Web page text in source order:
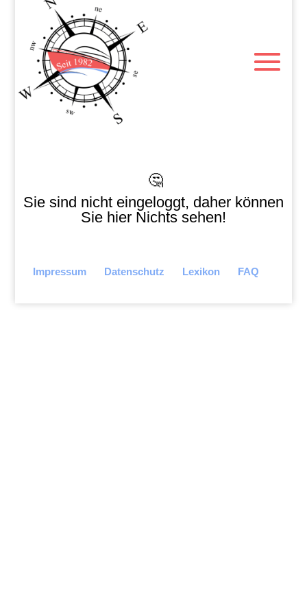
🤔
Sie sind nicht eingeloggt, daher können
Sie hier Nichts sehen!
Impressum Datenschutz Lexikon FAQ